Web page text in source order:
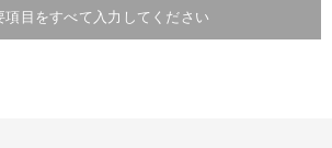
の生命・健康・財産を脅かす可能性がある場合。
項目をすべて入力してください